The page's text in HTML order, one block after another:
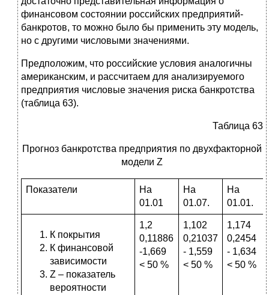
финансовом состоянии российских предприятий-
банкротов, то можно было бы применить эту модель,
но с другими числовыми значениями.
Предположим, что российские условия аналогичны
американским, и рассчитаем для анализируемого
предприятия числовые значения риска банкротства
(таблица 63).
Таблица 63
Прогноз банкротства предприятия по двухфакторной
модели Z
Показатели
На
01.01
На
01.07.
На
01.01.
К покрытия
К финансовой
зависимости
Z – показатель
вероятности
1,2
0,11886
-1,669
< 50 %
1,102
0,21037
- 1,559
< 50 %
1,174
0,2454
- 1,634
< 50 %